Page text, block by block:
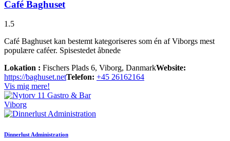
Café Baghuset
1.5
Café Baghuset kan bestemt kategoriseres som én af Viborgs mest
populære caféer. Spisestedet åbnede
Lokation : Fischers Plads 6, Viborg, DanmarkWebsite:
https://baghuset.netTelefon: +45 26162164
Vis mig mere!
Viborg
Dinnerlust Administration